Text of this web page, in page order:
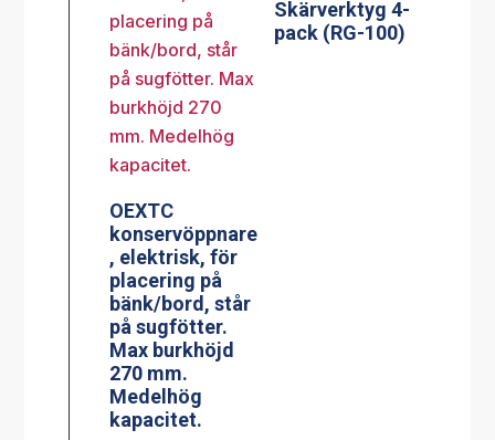
OEXTC
konservöppnare
, elektrisk, för
placering på
bänk/bord, står
på sugfötter.
Max burkhöjd
270 mm.
Medelhög
kapacitet.
Skärverktyg 4-
pack (RG-100)